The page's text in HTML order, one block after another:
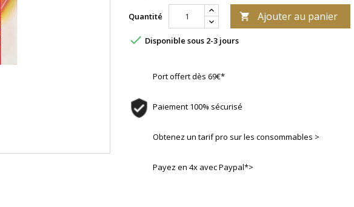
Quantité  Ajouter au panier
 Disponible sous 2-3 jours
Port offert dès 69€*
Paiement 100% sécurisé
Obtenez un tarif pro sur les consommables >
Payez en 4x avec Paypal*>